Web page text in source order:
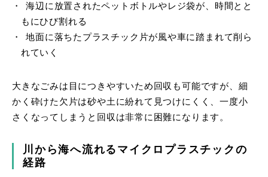
海辺に放置されたペットボトルやレジ袋が、時間とと
もにひび割れる
地面に落ちたプラスチック片が風や車に踏まれて削ら
れていく
大きなごみは目につきやすいため回収も可能ですが、細
かく砕けた欠片は砂や土に紛れて見つけにくく、一度小
さくなってしまうと回収は非常に困難になります。
川から海へ流れるマイクロプラスチックの
経路